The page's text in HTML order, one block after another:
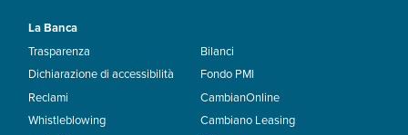
La Banca
Trasparenza
Dichiarazione di accessibilità
Reclami
Whistleblowing
Bilanci
Fondo PMI
CambianOnline
Cambiano Leasing